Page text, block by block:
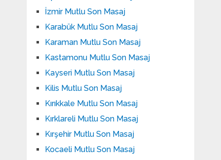
İzmir Mutlu Son Masaj
Karabük Mutlu Son Masaj
Karaman Mutlu Son Masaj
Kastamonu Mutlu Son Masaj
Kayseri Mutlu Son Masaj
Kilis Mutlu Son Masaj
Kırıkkale Mutlu Son Masaj
Kırklareli Mutlu Son Masaj
Kırşehir Mutlu Son Masaj
Kocaeli Mutlu Son Masaj